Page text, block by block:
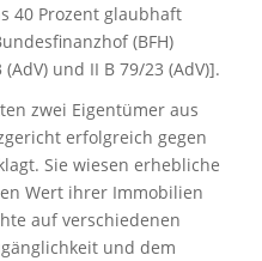
40 Prozent glaubhaft
(BFH)
und II B 79/23 (AdV)].
zwei Eigentümer aus
erfolgreich gegen
Sie wiesen erhebliche
Wert ihrer Immobilien
auf verschiedenen
und dem